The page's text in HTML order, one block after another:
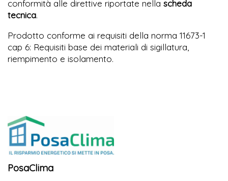
conformità alle direttive riportate nella scheda
tecnica.
Prodotto conforme ai requisiti della norma 11673-1
cap 6: Requisiti base dei materiali di sigillatura,
riempimento e isolamento.
PosaClima